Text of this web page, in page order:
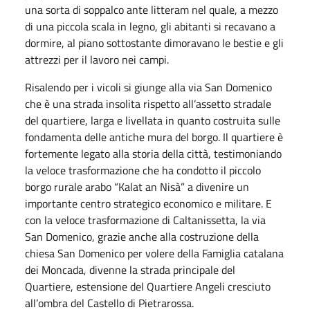
una sorta di soppalco ante litteram nel quale, a mezzo
di una piccola scala in legno, gli abitanti si recavano a
dormire, al piano sottostante dimoravano le bestie e gli
attrezzi per il lavoro nei campi.
Risalendo per i vicoli si giunge alla via San Domenico
che è una strada insolita rispetto all’assetto stradale
del quartiere, larga e livellata in quanto costruita sulle
fondamenta delle antiche mura del borgo. Il quartiere è
fortemente legato alla storia della città, testimoniando
la veloce trasformazione che ha condotto il piccolo
borgo rurale arabo “Kalat an Nisà” a divenire un
importante centro strategico economico e militare. E
con la veloce trasformazione di Caltanissetta, la via
San Domenico, grazie anche alla costruzione della
chiesa San Domenico per volere della Famiglia catalana
dei Moncada, divenne la strada principale del
Quartiere, estensione del Quartiere Angeli cresciuto
all’ombra del Castello di Pietrarossa.